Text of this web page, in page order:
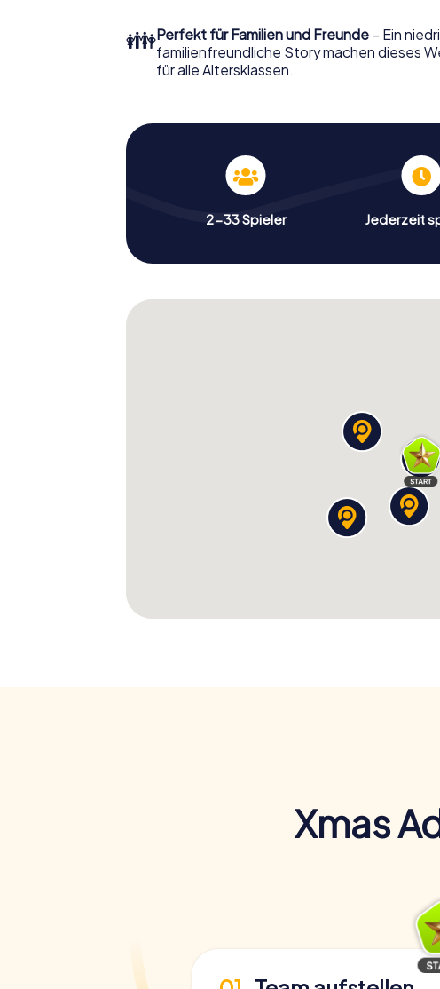
👪Perfekt für Familien und Freunde – Ein
familienfreundliche Story machen dieses
für alle Altersklassen.
2-33 Spieler Jederzeit
Xmas